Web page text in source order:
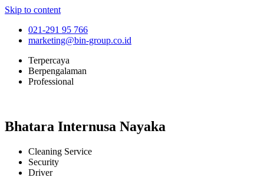
Skip to content
021-291 95 766
marketing@bin-group.co.id
Terpercaya
Berpengalaman
Professional
Bhatara Internusa Nayaka
Cleaning Service
Security
Driver